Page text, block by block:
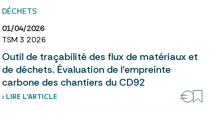
DÉCHETS
01/04/2026
TSM 3 2026
Outil de traçabilité des flux de matériaux et
de déchets. Évaluation de l’empreinte
carbone des chantiers du CD92
› LIRE L’ARTICLE